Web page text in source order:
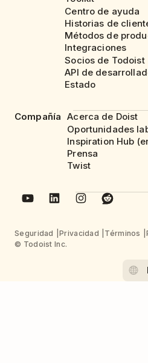
Centro de ayuda
Historias de
Métodos de
Integraciones
Socios de Todoist
API de
Estado
Compañía Acerca de Doist
Oportunidades
Inspiration Hub
Prensa
Twist
Seguridad Privacidad Términos
© Todoist Inc.